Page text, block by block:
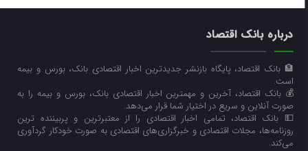
درباره بانک اقتصاد
🏦 بانک اقتصاد، پایگاه بازنشر جدیدترین اخبار اقتصادی بانک، بورس و بیمه
است.
💰 بانک اقتصاد، آخرین و مهمترین اخبار اقتصادی بانک، بورس و بیمه را به
صورت آنلاین و سریع در اختیار شما قرار می‌‌دهد.
💵 بانک اقتصاد، تمامی اخبار اقتصادی را از معتبرترین و پربیننده ترین
روزنامه‌ها، مجلات اقتصادی و خبرگزاری‌های اقتصادی به صورت خودکار گردآوری
می‌کند.